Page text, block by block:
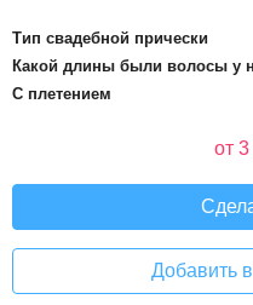
Тип свадебной прически
Какой длины были волосы у
С плетением
от
Добавить